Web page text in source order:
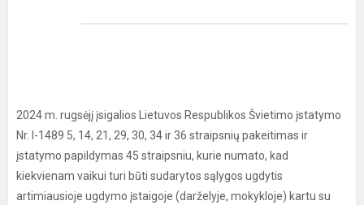
2024 m. rugsėjį įsigalios Lietuvos Respublikos Švietimo įstatymo
Nr. I-1489 5, 14, 21, 29, 30, 34 ir 36 straipsnių pakeitimas ir
įstatymo papildymas 45 straipsniu, kurie numato, kad
kiekvienam vaikui turi būti sudarytos sąlygos ugdytis
artimiausioje ugdymo įstaigoje (darželyje, mokykloje) kartu su